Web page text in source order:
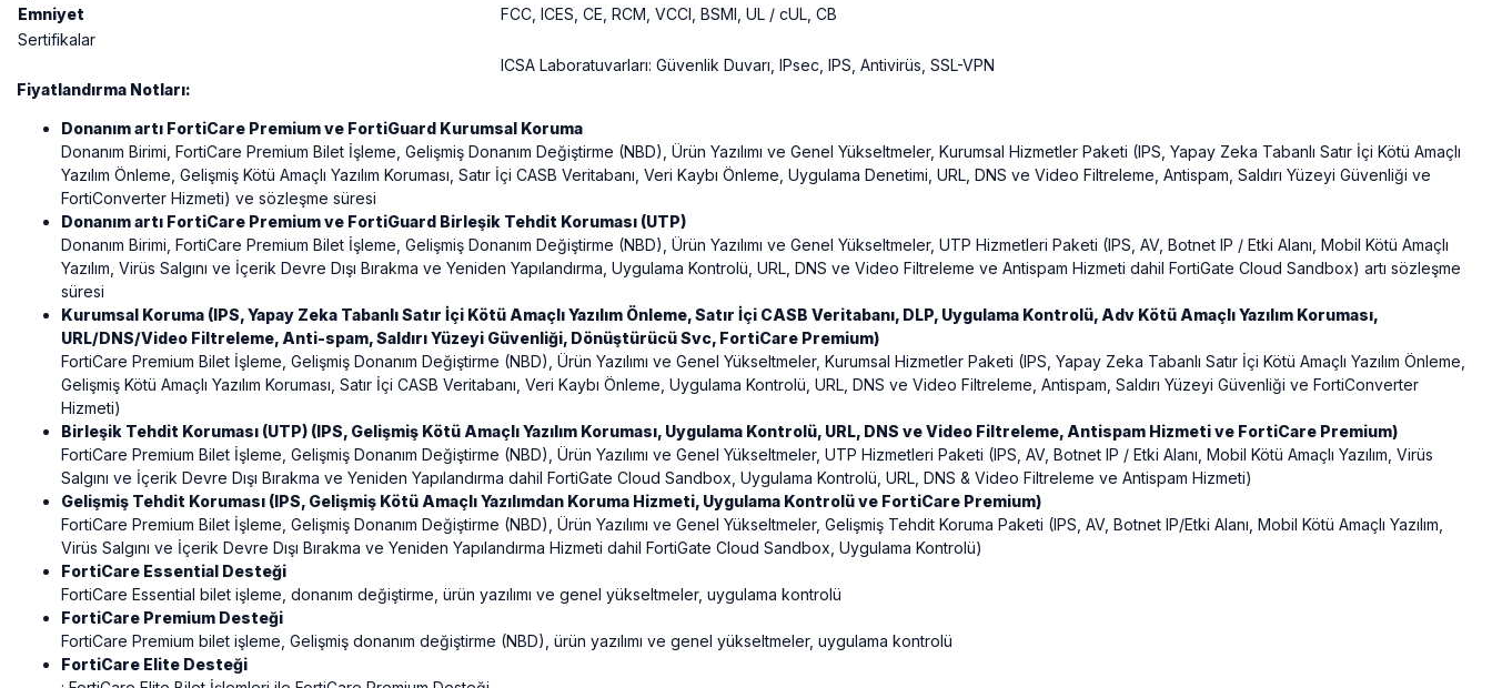
Emniyet
FCC, ICES, CE, RCM, VCCI, BSMI, UL / cUL, CB
Sertifikalar
ICSA Laboratuvarları: Güvenlik Duvarı, IPsec, IPS, Antivirüs, SSL-VPN
Fiyatlandırma Notları:
Donanım artı FortiCare Premium ve FortiGuard Kurumsal Koruma
Donanım Birimi, FortiCare Premium Bilet İşleme, Gelişmiş Donanım Değiştirme (NBD), Ürün Yazılımı ve Genel Yükseltmeler, Kurumsal Hizmetler Paketi (IPS, Yapay Zeka Tabanlı Satır İçi Kötü Amaçlı
Yazılım Önleme, Gelişmiş Kötü Amaçlı Yazılım Koruması, Satır İçi CASB Veritabanı, Veri Kaybı Önleme, Uygulama Denetimi, URL, DNS ve Video Filtreleme, Antispam, Saldırı Yüzeyi Güvenliği ve
FortiConverter Hizmeti) ve sözleşme süresi
Donanım artı FortiCare Premium ve FortiGuard Birleşik Tehdit Koruması (UTP)
Donanım Birimi, FortiCare Premium Bilet İşleme, Gelişmiş Donanım Değiştirme (NBD), Ürün Yazılımı ve Genel Yükseltmeler, UTP Hizmetleri Paketi (IPS, AV, Botnet IP / Etki Alanı, Mobil Kötü Amaçlı
Yazılım, Virüs Salgını ve İçerik Devre Dışı Bırakma ve Yeniden Yapılandırma, Uygulama Kontrolü, URL, DNS ve Video Filtreleme ve Antispam Hizmeti dahil FortiGate Cloud Sandbox) artı sözleşme
süresi
Kurumsal Koruma (IPS, Yapay Zeka Tabanlı Satır İçi Kötü Amaçlı Yazılım Önleme, Satır İçi CASB Veritabanı, DLP, Uygulama Kontrolü, Adv Kötü Amaçlı Yazılım Koruması,
URL/DNS/Video Filtreleme, Anti-spam, Saldırı Yüzeyi Güvenliği, Dönüştürücü Svc, FortiCare Premium)
FortiCare Premium Bilet İşleme, Gelişmiş Donanım Değiştirme (NBD), Ürün Yazılımı ve Genel Yükseltmeler, Kurumsal Hizmetler Paketi (IPS, Yapay Zeka Tabanlı Satır İçi Kötü Amaçlı Yazılım Önleme,
Gelişmiş Kötü Amaçlı Yazılım Koruması, Satır İçi CASB Veritabanı, Veri Kaybı Önleme, Uygulama Kontrolü, URL, DNS ve Video Filtreleme, Antispam, Saldırı Yüzeyi Güvenliği ve FortiConverter
Hizmeti)
Birleşik Tehdit Koruması (UTP) (IPS, Gelişmiş Kötü Amaçlı Yazılım Koruması, Uygulama Kontrolü, URL, DNS ve Video Filtreleme, Antispam Hizmeti ve FortiCare Premium)
FortiCare Premium Bilet İşleme, Gelişmiş Donanım Değiştirme (NBD), Ürün Yazılımı ve Genel Yükseltmeler, UTP Hizmetleri Paketi (IPS, AV, Botnet IP / Etki Alanı, Mobil Kötü Amaçlı Yazılım, Virüs
Salgını ve İçerik Devre Dışı Bırakma ve Yeniden Yapılandırma dahil FortiGate Cloud Sandbox, Uygulama Kontrolü, URL, DNS & Video Filtreleme ve Antispam Hizmeti)
Gelişmiş Tehdit Koruması (IPS, Gelişmiş Kötü Amaçlı Yazılımdan Koruma Hizmeti, Uygulama Kontrolü ve FortiCare Premium)
FortiCare Premium Bilet İşleme, Gelişmiş Donanım Değiştirme (NBD), Ürün Yazılımı ve Genel Yükseltmeler, Gelişmiş Tehdit Koruma Paketi (IPS, AV, Botnet IP/Etki Alanı, Mobil Kötü Amaçlı Yazılım,
Virüs Salgını ve İçerik Devre Dışı Bırakma ve Yeniden Yapılandırma Hizmeti dahil FortiGate Cloud Sandbox, Uygulama Kontrolü)
FortiCare Essential Desteği
FortiCare Essential bilet işleme, donanım değiştirme, ürün yazılımı ve genel yükseltmeler, uygulama kontrolü
FortiCare Premium Desteği
FortiCare Premium bilet işleme, Gelişmiş donanım değiştirme (NBD), ürün yazılımı ve genel yükseltmeler, uygulama kontrolü
FortiCare Elite Desteği